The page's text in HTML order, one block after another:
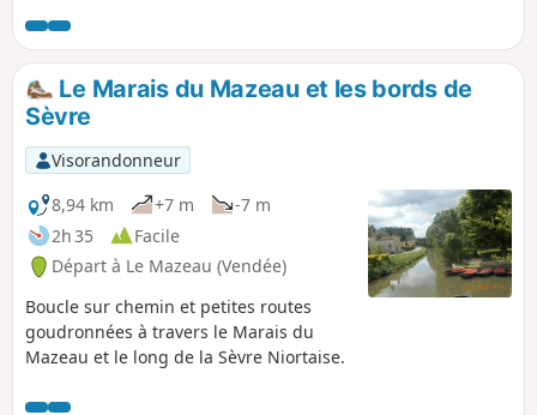
Le Marais du Mazeau et les bords de
Sèvre
Visorandonneur
8,94 km
+7 m
-7 m
2h 35
Facile
Départ à Le Mazeau (Vendée)
Boucle sur chemin et petites routes
goudronnées à travers le Marais du
Mazeau et le long de la Sèvre Niortaise.